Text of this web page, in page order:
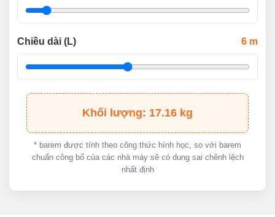
Chiều dài (L) 6 m
Khối lượng: 17.16 kg
* barem được tính theo công thức hình học, so với barem
chuẩn công bố của các nhà máy sẽ có dung sai chênh lệch
nhất định